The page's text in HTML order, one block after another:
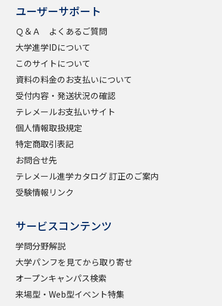
ユーザーサポート
Ｑ＆Ａ よくあるご質問
大学進学IDについて
このサイトについて
資料の料金のお支払いについて
受付内容・発送状況の確認
テレメールお支払いサイト
個人情報取扱規定
特定商取引表記
お問合せ先
テレメール進学カタログ 訂正のご案内
受験情報リンク
サービスコンテンツ
学問分野解説
大学パンフを見てから取り寄せ
オープンキャンパス検索
来場型・Web型イベント特集